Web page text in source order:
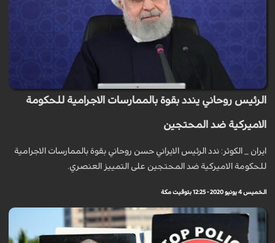
الرئيس روحاني يندد بقوة بالممارسات الاجرامية للحكومة
الاميركية ضد المحتجين
ايران _ الكوثر: ندد الرئيس الايراني حسن روحاني بقوة بالممارسات الاجرامية
للحكومة الاميركية ضد المحتجين على التمييز العنصري.
الخميس 4 يونيو 2020 - 12:25 بتوقيت مكة